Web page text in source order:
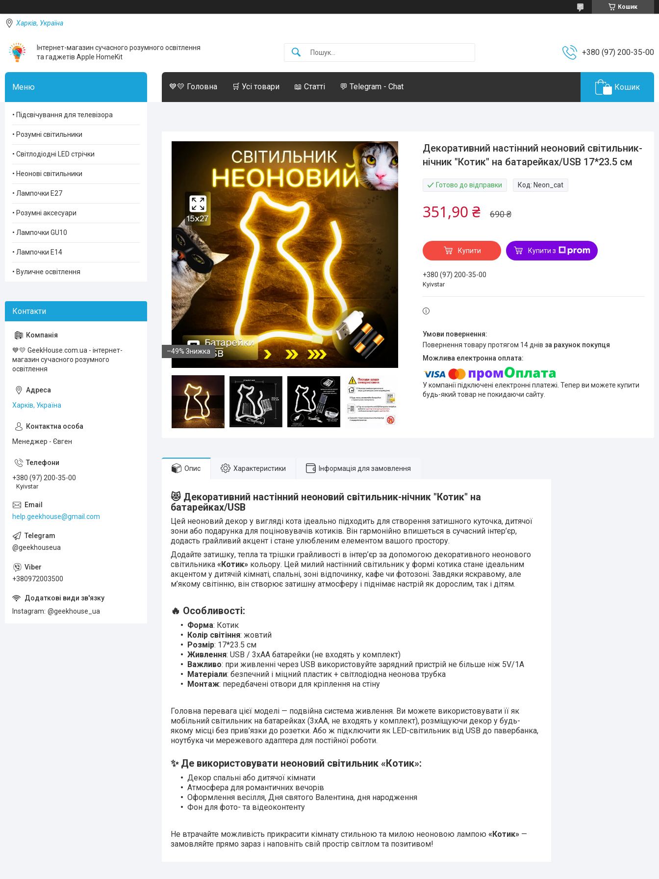
Кошик
Харків, Україна
Інтернет-магазин сучасного розумного освітлення
та гаджетів Apple HomeKit
+380 (97) 200-35-00
💙💛 Головна 🛒 Усі товари 📖 Статті 💬 Telegram - Chat Кошик
–49%
Декоративний настінний неоновий світильник-
нічник "Котик" на батарейках/USB 17*23.5 см
Готово до відправки Код: Neon_cat
690 ₴
351,90 ₴
Купити Купити з
+380 (97) 200-35-00
Kyivstar
повернення товару протягом 14 днів за рахунок покупця
У компанії підключені електронні платежі. Тепер ви можете купити
будь-який товар не покидаючи сайту.
Опис Характеристики Інформація для замовлення
😻 Декоративний настінний неоновий світильник-нічник "Котик" на
батарейках/USB
Цей неоновий декор у вигляді кота ідеально підходить для створення затишного куточка, дитячої
зони або подарунка для поціновувачів котиків. Він гармонійно впишеться в сучасний інтер’єр,
додасть грайливий акцент і стане улюбленим елементом вашого простору.
Додайте затишку, тепла та трішки грайливості в інтер’єр за допомогою декоративного неонового
світильника «Котик» кольору. Цей милий настінний світильник у формі котика стане ідеальним
акцентом у дитячій кімнаті, спальні, зоні відпочинку, кафе чи фотозоні. Завдяки яскравому, але
м’якому світінню, він створює затишну атмосферу і піднімає настрій як дорослим, так і дітям.
🔥 Особливості:
Форма: Котик
Колір світіння: жовтий
Розмір: 17*23.5 см
Живлення: USB / 3xAA батарейки (не входять у комплект)
Важливо: при живленні через USB використовуйте зарядний пристрій не більше ніж 5V/1А
Матеріали: безпечний і міцний пластик + світлодіодна неонова трубка
Монтаж: передбачені отвори для кріплення на стіну
Головна перевага цієї моделі — подвійна система живлення. Ви можете використовувати її як
мобільний світильник на батарейках (3xAA, не входять у комплект), розміщуючи декор у будь-
якому місці без прив’язки до розетки. Або ж підключити як LED-світильник від USB до павербанка,
ноутбука чи мережевого адаптера для постійної роботи.
✨ Де використовувати неоновий світильник «Котик»:
Декор спальні або дитячої кімнати
Атмосфера для романтичних вечорів
Оформлення весілля, Дня святого Валентина, дня народження
Фон для фото- та відеоконтенту
Не втрачайте можливість прикрасити кімнату стильною та милою неоновою лампою «Котик» —
замовляйте прямо зараз і наповніть свій простір світлом та позитивом!
• Підсвічування для телевізора
• Розумні світильники
• Світлодіодні LED стрічки
• Неонові світильники
• Лампочки Е27
• Розумні аксесуари
• Лампочки GU10
• Лампочки Е14
• Вуличне освітлення
💙💛 GeekHouse.com.ua - інтернет-
магазин сучасного розумного
освiтлення
Харків, Україна
Менеджер - Євген
+380 (97) 200-35-00
Kyivstar
help.geekhouse@gmail.com
@geekhouseua
+380972003500
Instagram @geekhouse_ua